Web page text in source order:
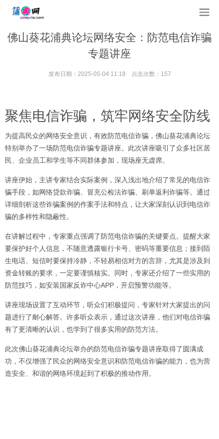
佛山葵花浦典论坛网络安全：防范电信诈骗
专题讲座
发布日期：2025-05-04 11:18 点击次数：157
聚焦电信诈骗，筑牢网络安全防线
为提高民众的网络安全意识，有效防范电信诈骗，佛山葵花浦典论坛
特别举办了一场防范电信诈骗专题讲座。此次讲座吸引了众多社区居
民、企业员工和学生等不同群体参加，现场座无虚席。
讲座伊始，主讲专家结合实际案例，深入浅出地介绍了常见的电信诈
骗手段，如网络贷款诈骗、冒充公检法诈骗、刷单返利诈骗等。通过
详细剖析这些诈骗案例的作案手法和特点，让大家深刻认识到电信诈
骗的多样性和隐蔽性。
在讲解过程中，专家重点强调了防范电信诈骗的关键要点。提醒大家
要保护好个人信息，不随意透露银行卡号、密码等重要信息；接到陌
生电话、短信时要保持冷静，不轻易相信对方的言辞，尤其是涉及到
资金转账的要求，一定要谨慎核实。同时，专家还介绍了一些实用的
防范技巧，如安装国家反诈中心APP，开启预警功能等。
讲座现场设置了互动环节，听众们积极提问，专家针对大家提出的问
题进行了耐心解答。许多听众表示，通过这次讲座，他们对电信诈骗
有了更清晰的认识，也学到了很多实用的防范方法。
此次佛山葵花浦典论坛举办的防范电信诈骗专题讲座取得了圆满成
功，不仅增强了民众的网络安全意识和防范电信诈骗的能力，也为营
造安全、和谐的网络环境起到了积极的推动作用。